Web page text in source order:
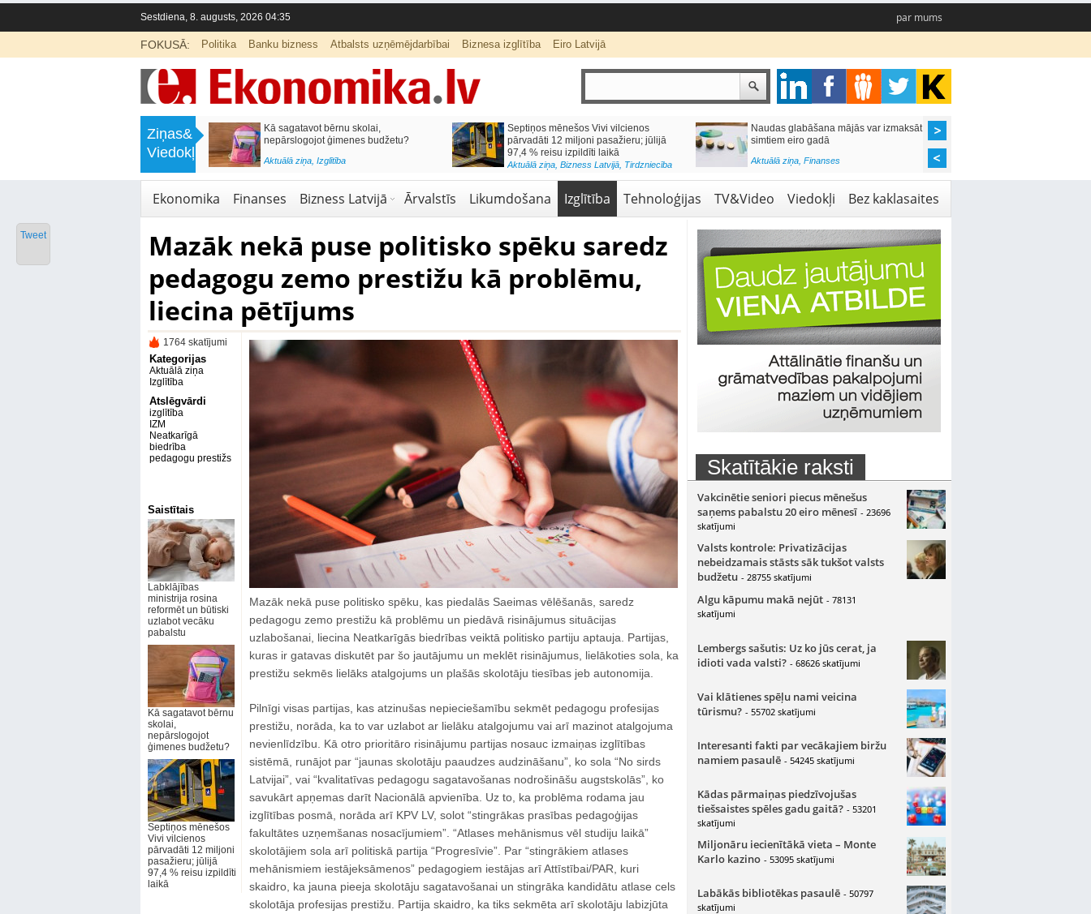
Sestdiena, 8. augusts, 2026 04:35 par mums
FOKUSĀ: Politika Banku bizness Atbalsts uzņēmējdarbībai Biznesa izglītība Eiro Latvijā
Ziņas&
Viedokļi
Labklājības ministrija rosina reformēt
un būtiski uzlabot vecāku pabalstu
Kā sagatavot bērnu skolai,
nepārslogojot ģimenes budžetu?
Aktuālā ziņa, Izglītība
Septiņos mēnešos Vivi vilcienos
pārvadāti 12 miljoni pasažieru; jūlijā
97,4 % reisu izpildīti laikā
Aktuālā ziņa, Bizness Latvijā, Tirdzniecība
Naudas glabāšana mājās var izmaksāt
simtiem eiro gadā
Aktuālā ziņa, Finanses
Ekonomika Finanses Bizness Latvijā Ārvalstīs Likumdošana Izglītība Tehnoloģijas TV&Video Viedokļi Bez kaklasaites
Mazāk nekā puse politisko spēku saredz
pedagogu zemo prestižu kā problēmu,
liecina pētījums
1764 skatījumi
Kategorijas
Aktuālā ziņa
Izglītība
Atslēgvārdi
izglītība
IZM
Neatkarīgā
biedrība
pedagogu prestižs
Saistītais
Labklājības
ministrija rosina
reformēt un būtiski
uzlabot vecāku
pabalstu
Kā sagatavot bērnu
skolai,
nepārslogojot
ģimenes budžetu?
Septiņos mēnešos
Vivi vilcienos
pārvadāti 12 miljoni
pasažieru; jūlijā
97,4 % reisu izpildīti
laikā
Mazāk nekā puse politisko spēku, kas piedalās Saeimas vēlēšanās, saredz
pedagogu zemo prestižu kā problēmu un piedāvā risinājumus situācijas
uzlabošanai, liecina Neatkarīgās biedrības veiktā politisko partiju aptauja. Partijas,
kuras ir gatavas diskutēt par šo jautājumu un meklēt risinājumus, lielākoties sola, ka
prestižu sekmēs lielāks atalgojums un plašās skolotāju tiesības jeb autonomija.
Pilnīgi visas partijas, kas atzinušas nepieciešamību sekmēt pedagogu profesijas
prestižu, norāda, ka to var uzlabot ar lielāku atalgojumu vai arī mazinot atalgojuma
nevienlīdzību. Kā otro prioritāro risinājumu partijas nosauc izmaiņas izglītības
sistēmā, runājot par “jaunas skolotāju paaudzes audzināšanu”, ko sola “No sirds
Latvijai”, vai “kvalitatīvas pedagogu sagatavošanas nodrošināšu augstskolās”, ko
savukārt apņemas darīt Nacionālā apvienība. Uz to, ka problēma rodama jau
izglītības posmā, norāda arī KPV LV, solot “stingrākas prasības pedagoģijas
fakultātes uzņemšanas nosacījumiem”. “Atlases mehānismus vēl studiju laikā”
skolotājiem sola arī politiskā partija “Progresīvie”. Par “stingrākiem atlases
mehānismiem iestājeksāmenos” pedagogiem iestājas arī Attīstībai/PAR, kuri
skaidro, ka jauna pieeja skolotāju sagatavošanai un stingrāka kandidātu atlase cels
skolotāja profesijas prestižu. Partija skaidro, ka tiks sekmēta arī skolotāju labizjūta
Skatītākie raksti
Vakcinētie seniori piecus mēnešus
saņems pabalstu 20 eiro mēnesī - 23696
skatījumi
Valsts kontrole: Privatizācijas
nebeidzamais stāsts sāk tukšot valsts
budžetu - 28755 skatījumi
Algu kāpumu makā nejūt - 78131
skatījumi
Lembergs sašutis: Uz ko jūs cerat, ja
idioti vada valsti? - 68626 skatījumi
Vai klātienes spēļu nami veicina
tūrismu? - 55702 skatījumi
Interesanti fakti par vecākajiem biržu
namiem pasaulē - 54245 skatījumi
Kādas pārmaiņas piedzīvojušas
tiešsaistes spēles gadu gaitā? - 53201
skatījumi
Miljonāru iecienītākā vieta – Monte
Karlo kazino - 53095 skatījumi
Labākās bibliotēkas pasaulē - 50797
skatījumi
Tweet